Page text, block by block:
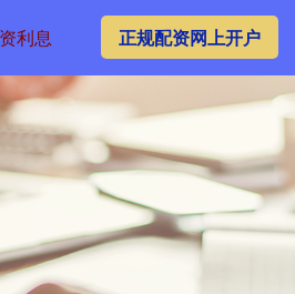
利息 正规配资网上开户